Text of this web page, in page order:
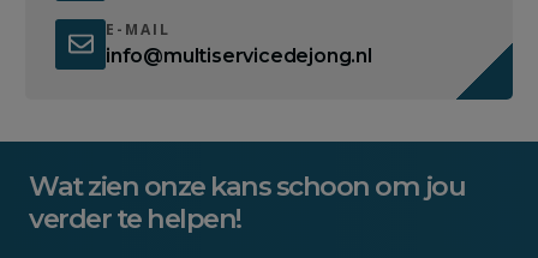
E-MAIL
info@multiservicedejong.nl
Wat zien onze kans schoon om jou
verder te helpen!